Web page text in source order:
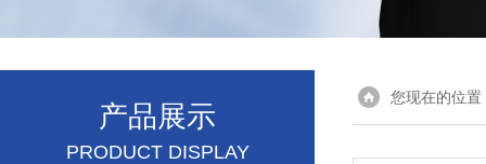
产品展示
PRODUCT DISPLAY
您现在的位置